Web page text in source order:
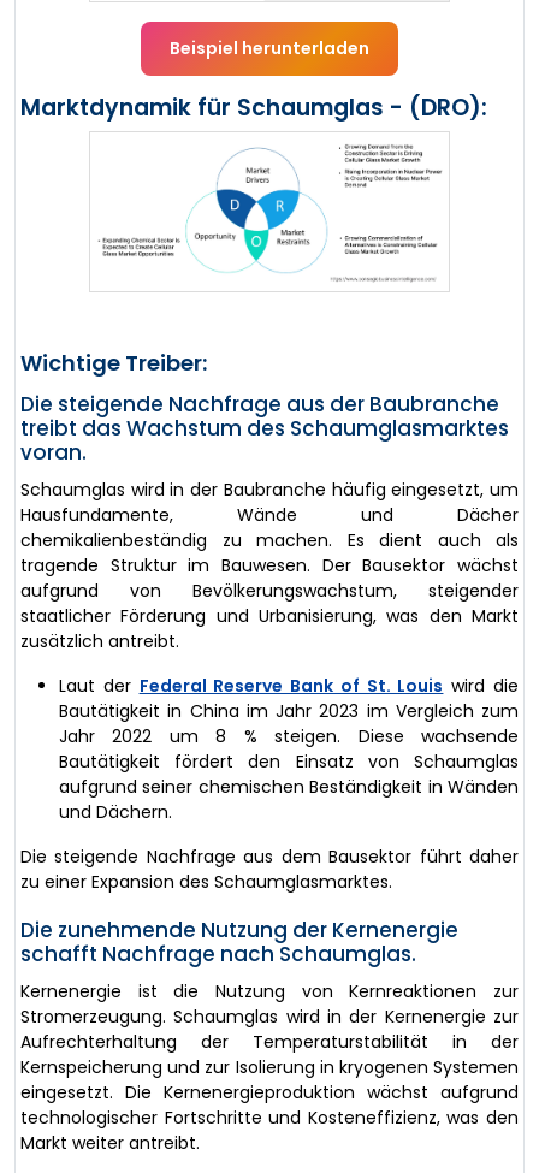
Beispiel herunterladen
Marktdynamik für Schaumglas - (DRO):
Wichtige Treiber:
Die steigende Nachfrage aus der Baubranche
treibt das Wachstum des Schaumglasmarktes
voran.
Schaumglas wird in der Baubranche häufig eingesetzt, um
Hausfundamente, Wände und Dächer
chemikalienbeständig zu machen. Es dient auch als
tragende Struktur im Bauwesen. Der Bausektor wächst
aufgrund von Bevölkerungswachstum, steigender
staatlicher Förderung und Urbanisierung, was den Markt
zusätzlich antreibt.
Laut der Federal Reserve Bank of St. Louis wird die
Bautätigkeit in China im Jahr 2023 im Vergleich zum
Jahr 2022 um 8 % steigen. Diese wachsende
Bautätigkeit fördert den Einsatz von Schaumglas
aufgrund seiner chemischen Beständigkeit in Wänden
und Dächern.
Die steigende Nachfrage aus dem Bausektor führt daher
zu einer Expansion des Schaumglasmarktes.
Die zunehmende Nutzung der Kernenergie
schafft Nachfrage nach Schaumglas.
Kernenergie ist die Nutzung von Kernreaktionen zur
Stromerzeugung. Schaumglas wird in der Kernenergie zur
Aufrechterhaltung der Temperaturstabilität in der
Kernspeicherung und zur Isolierung in kryogenen Systemen
eingesetzt. Die Kernenergieproduktion wächst aufgrund
technologischer Fortschritte und Kosteneffizienz, was den
Markt weiter antreibt.